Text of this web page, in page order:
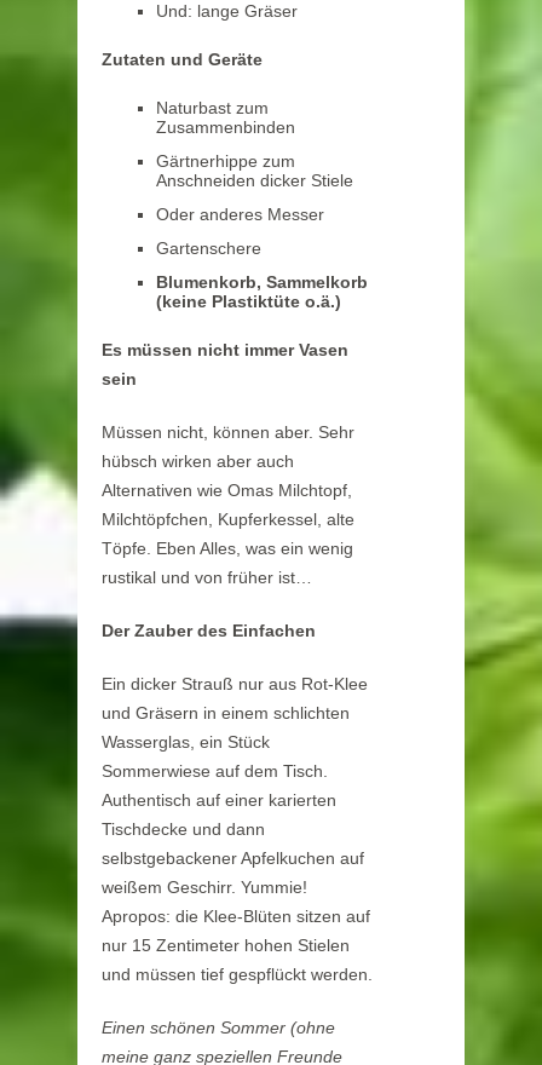
Und: lange Gräser
Zutaten und Geräte
Naturbast zum
Zusammenbinden
Gärtnerhippe zum
Anschneiden dicker Stiele
Oder anderes Messer
Gartenschere
Blumenkorb, Sammelkorb
(keine Plastiktüte o.ä.)
Es müssen nicht immer Vasen
sein
Müssen nicht, können aber. Sehr
hübsch wirken aber auch
Alternativen wie Omas Milchtopf,
Milchtöpfchen, Kupferkessel, alte
Töpfe. Eben Alles, was ein wenig
rustikal und von früher ist…
Der Zauber des Einfachen
Ein dicker Strauß nur aus Rot-Klee
und Gräsern in einem schlichten
Wasserglas, ein Stück
Sommerwiese auf dem Tisch.
Authentisch auf einer karierten
Tischdecke und dann
selbstgebackener Apfelkuchen auf
weißem Geschirr. Yummie!
Apropos: die Klee-Blüten sitzen auf
nur 15 Zentimeter hohen Stielen
und müssen tief gespflückt werden.
Einen schönen Sommer (ohne
meine ganz speziellen Freunde